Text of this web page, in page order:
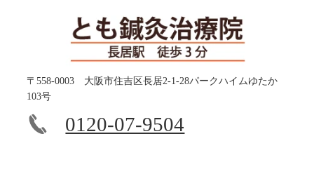
〒558-0003 大阪市住吉区長居2-1-28パークハイムゆたか
103号
0120-07-9504